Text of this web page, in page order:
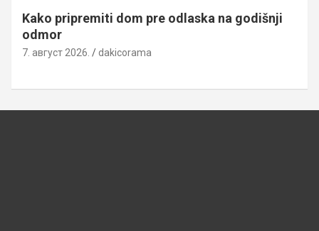
Kako pripremiti dom pre odlaska na godišnji
odmor
7. август 2026. dakicorama